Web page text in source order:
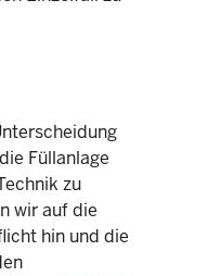
Füllanlage
zu
wir auf die
hin und die